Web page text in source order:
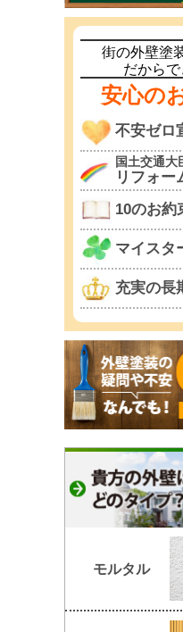
街の外壁塗
だからで
安心の
不安ゼロ
国土交通大
リフォー
10のお約
マイスタ
充実の長
モルタル